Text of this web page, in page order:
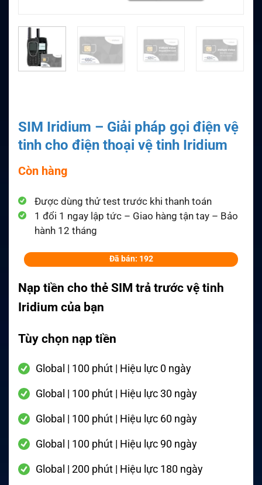
SIM Iridium – Giải pháp gọi điện vệ
tinh cho điện thoại vệ tinh Iridium
Còn hàng
Được dùng thử test trước khi thanh toán
1 đổi 1 ngay lập tức – Giao hàng tận tay – Bảo
hành 12 tháng
Đã bán: 192
Nạp tiền cho thẻ SIM trả trước vệ tinh
Iridium của bạn
Tùy chọn nạp tiền
Global | 100 phút | Hiệu lực 0 ngày
Global | 100 phút | Hiệu lực 30 ngày
Global | 100 phút | Hiệu lực 60 ngày
Global | 100 phút | Hiệu lực 90 ngày
Global | 200 phút | Hiệu lực 180 ngày